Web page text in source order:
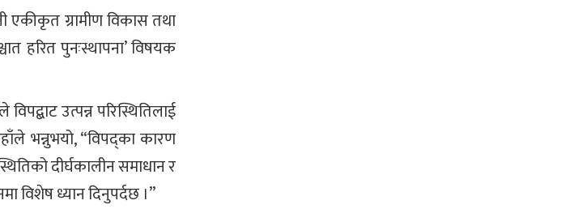
एकीकृत ग्रामीण विकास तथा
हरित पुनःस्थापना’ विषयक
उत्पन्न परिस्थितिलाई
भन्नुभयो, “विपद्का कारण
दीर्घकालीन समाधान र
विशेष ध्यान दिनुपर्दछ ।”